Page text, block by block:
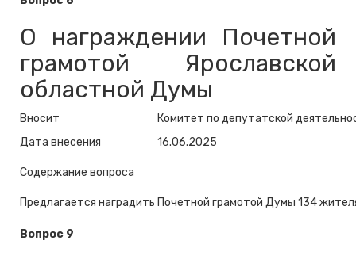
О награждении Почетной
грамотой Ярославской
областной Думы
Вносит
Комитет по депутатской
Дата внесения
16.06.2025
Содержание вопроса
Предлагается наградить Почетной грамотой Думы 134
Вопрос 9